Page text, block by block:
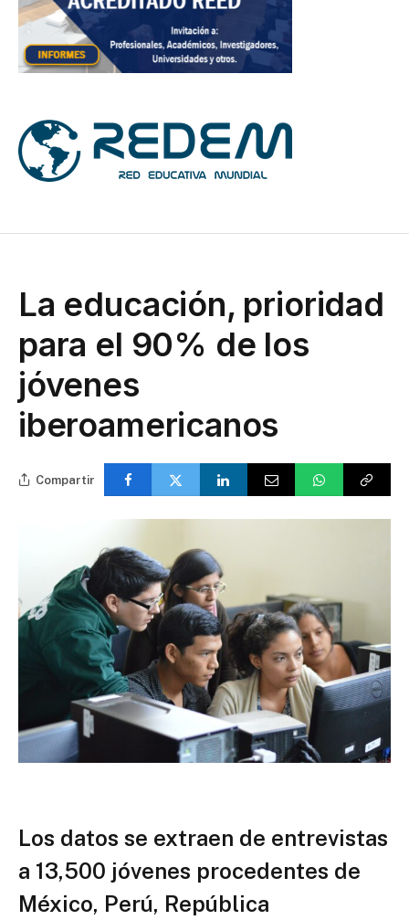
La educación, prioridad
para el 90% de los
jóvenes
iberoamericanos
Compartir
Los datos se extraen de entrevistas
a 13,500 jóvenes procedentes de
México, Perú, República